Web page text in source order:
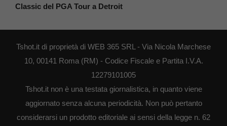
Classic del PGA Tour a Detroit
Tshot.it di proprietà di WEB 365 SRL - Via Nicola Marchese
10, 00141 Roma (RM) - Codice Fiscale e Partita I.V.A.
12279101005
Tshot.it non è una testata giornalistica, in quanto viene
aggiornato senza alcuna periodicità. Non può pertanto
considerarsi un prodotto editoriale ai sensi della legge n. 62